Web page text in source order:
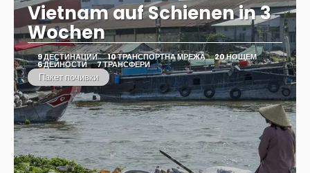
Vietnam auf Schienen in 3
Wochen
9 ДЕСТИНАЦИИ 10 ТРАНСПОРТНА МРЕЖА 20 НОЩЕМ
6 ДЕЙНОСТИ 7 ТРАНСФЕРИ
Пакет почивки